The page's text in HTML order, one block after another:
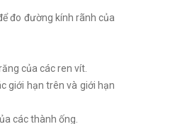
đo đường kính rãnh của
của các ren vít.
giới hạn trên và giới hạn
các thành ống.